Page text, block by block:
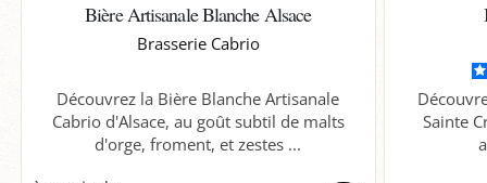
Bière Artisanale Blanche Alsace
Brasserie Cabrio
Découvrez la Bière Blanche Artisanale
Cabrio d'Alsace, au goût subtil de malts
d'orge, froment, et zestes ...
Sainte